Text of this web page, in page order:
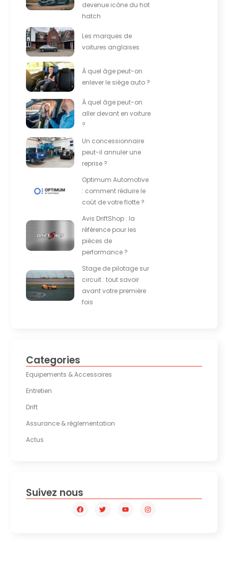
devenue icône du hot
hatch
Les marques de
voitures anglaises
À quel âge peut-on
enlever le siège auto ?
À quel âge peut-on
aller devant en voiture
?
Un concessionnaire
peut-il annuler une
reprise ?
Optimum Automotive
: comment réduire le
coût de votre flotte ?
Avis DriftShop : la
référence pour les
pièces de
performance ?
Stage de pilotage sur
circuit : tout savoir
avant votre première
fois
Categories
Equipements & Accessoires
Entretien
Drift
Assurance & règlementation
Actus
Suivez nous